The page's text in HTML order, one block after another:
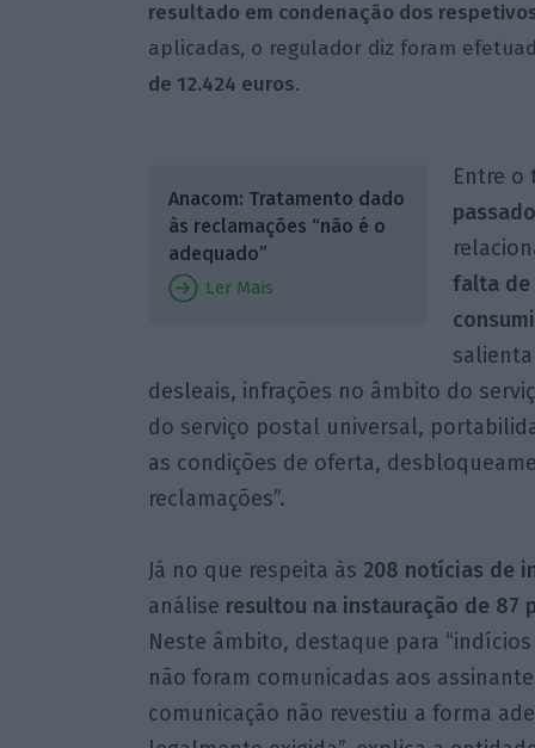
resultado em condenação dos
aplicadas, o regulador diz foram
de 12.424 euros.
Anacom: Tratamento dado
às reclamações “não é o
adequado”
Ler Mais
Entre o
passado
falta de
desleais, infrações no âmbito do
do serviço postal universal,
as condições de oferta,
reclamações”.
Já no que respeita às 208 notícias de
análise resultou na instauração de 87
Neste âmbito, destaque para
não foram comunicadas aos
comunicação não revestiu a forma